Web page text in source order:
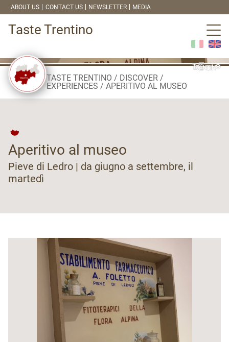
ABOUT US CONTACT US NEWSLETTER MEDIA
Taste Trentino
TASTE TRENTINO
DISCOVER
EXPERIENCES
APERITIVO AL MUSEO
Aperitivo al museo
Pieve di Ledro | da giugno a settembre, il
martedì